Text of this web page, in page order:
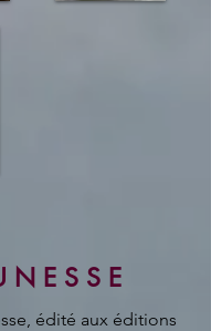
N E S S E
édité aux éditions